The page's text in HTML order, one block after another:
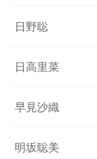
日野聡
日高里菜
早見沙織
明坂聡美